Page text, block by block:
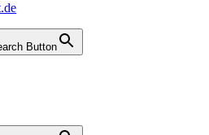
Button